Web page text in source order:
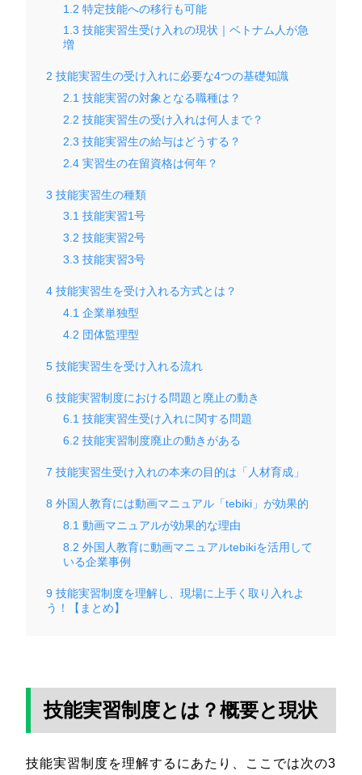
1.2 特定技能への移行も可能
1.3 技能実習生受け入れの現状｜ベトナム人が急
増
2 技能実習生の受け入れに必要な4つの基礎知識
2.1 技能実習の対象となる職種は？
2.2 技能実習生の受け入れは何人まで？
2.3 技能実習生の給与はどうする？
2.4 実習生の在留資格は何年？
3 技能実習生の種類
3.1 技能実習1号
3.2 技能実習2号
3.3 技能実習3号
4 技能実習生を受け入れる方式とは？
4.1 企業単独型
4.2 団体監理型
5 技能実習生を受け入れる流れ
6 技能実習制度における問題と廃止の動き
6.1 技能実習生受け入れに関する問題
6.2 技能実習制度廃止の動きがある
7 技能実習生受け入れの本来の目的は「人材育成」
8 外国人教育には動画マニュアル「tebiki」が効果的
8.1 動画マニュアルが効果的な理由
8.2 外国人教育に動画マニュアルtebikiを活用して
いる企業事例
9 技能実習制度を理解し、現場に上手く取り入れよ
う！【まとめ】
技能実習制度とは？概要と現状
技能実習制度を理解するにあたり、ここでは次の3